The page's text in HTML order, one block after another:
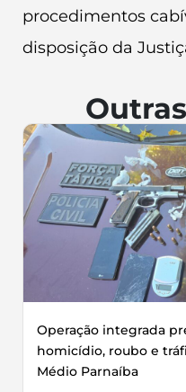
procedimentos
disposição da
Operação integrada
homicídio, roubo e
Médio Parnaíba